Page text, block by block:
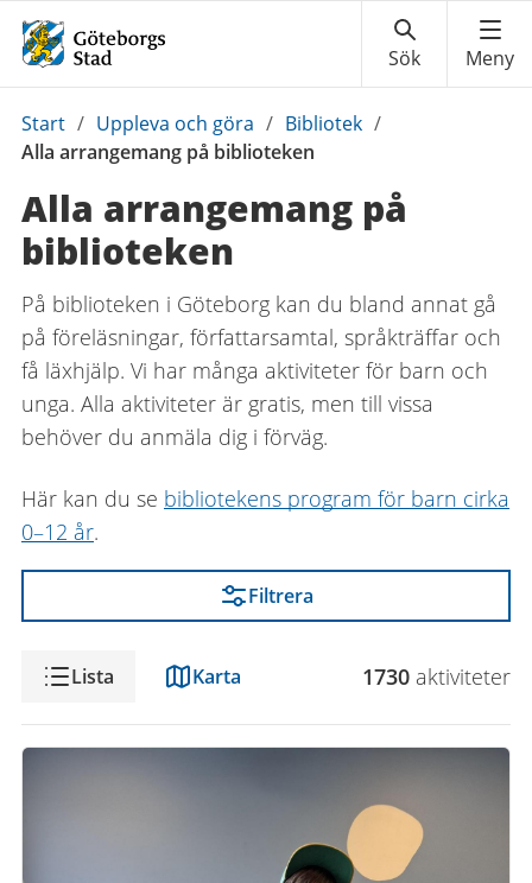
Du
är
Start / Uppleva och göra / Bibliotek /
Alla arrangemang på biblioteken
Alla arrangemang på
biblioteken
På biblioteken i Göteborg kan du bland annat gå
på föreläsningar, författarsamtal, språkträffar och
få läxhjälp. Vi har många aktiviteter för barn och
unga. Alla aktiviteter är gratis, men till vissa
behöver du anmäla dig i förväg.
Här kan du se bibliotekens program för barn cirka
0–12 år.
Filtrera
VisningLista Karta 1730 aktiviteter